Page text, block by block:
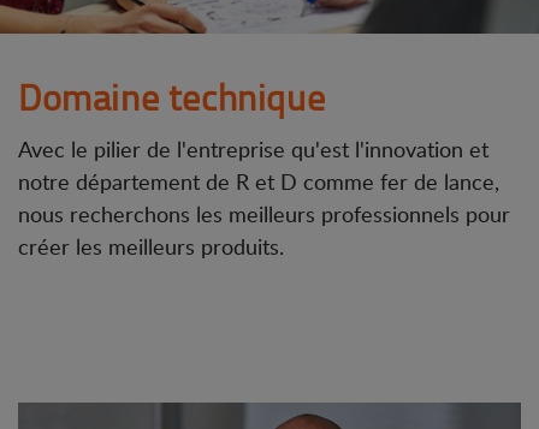
Domaine technique
Avec le pilier de l'entreprise qu'est l'innovation et
notre département de R et D comme fer de lance,
nous recherchons les meilleurs professionnels pour
créer les meilleurs produits.